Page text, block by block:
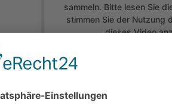
sammeln. Bitte lesen Sie
stimmen Sie der Nutzung
dieses Video